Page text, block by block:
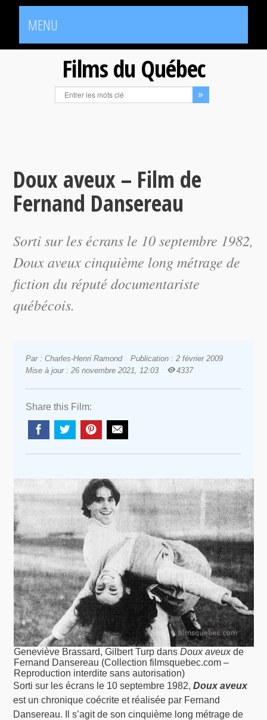
MENU
Films du Québec
Doux aveux – Film de
Fernand Dansereau
Sorti sur les écrans le 10 septembre 1982,
Doux aveuxcinquième long métrage de
fiction du réputé documentariste
québécois.
Par : Charles-Henri Ramond
Publication : 2 février 2009
Mise à jour : 26 novembre 2021, 12:03
4337
Share this Film:
Geneviève Brassard, Gilbert Turp dans Doux aveuxde
Fernand Dansereau (Collection filmsquebec.com –
Reproduction interdite sans autorisation)
Sorti sur les écrans le 10 septembre 1982,Doux aveux
est un chronique coécrite et réalisée par Fernand
Dansereau. Il s’agit de son cinquième long métrage de